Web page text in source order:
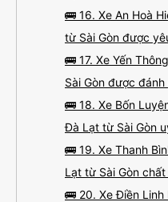
🚌 16. Xe An Hoà
từ Sài Gòn được
🚌 17. Xe Yến
Sài Gòn được
🚌 18. Xe Bốn
Đà Lạt từ Sài Gòn
🚌 19. Xe Thanh
Lạt từ Sài Gòn
🚌 20. Xe Điền